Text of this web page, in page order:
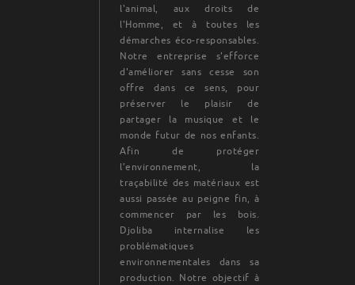
l'animal, aux droits de
l'Homme, et à toutes les
démarches éco-responsables.
Notre entreprise s'efforce
d'améliorer sans cesse son
offre dans ce sens, pour
préserver le plaisir de
partager la musique et le
monde futur de nos enfants.
Afin de protéger
l’environnement, la
traçabilité des matériaux est
aussi passée au peigne fin, à
commencer par les bois.
Djoliba internalise les
problématiques
environnementales dans sa
production. Notre objectif à